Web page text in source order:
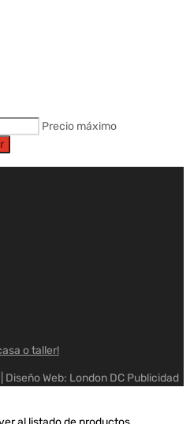
Precio máximo
o taller!
Diseño Web: London DC Publicidad